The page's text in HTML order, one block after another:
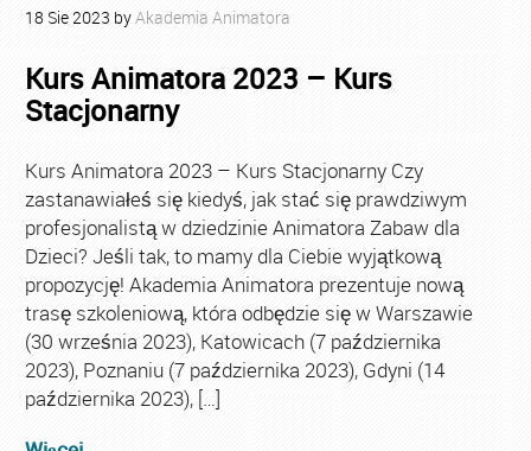
18 Sie2023 byAkademia Animatora
Kurs Animatora 2023 – Kurs
Stacjonarny
Kurs Animatora 2023 – Kurs Stacjonarny Czy
zastanawiałeś się kiedyś, jak stać się prawdziwym
profesjonalistą w dziedzinie Animatora Zabaw dla
Dzieci? Jeśli tak, to mamy dla Ciebie wyjątkową
propozycję! Akademia Animatora prezentuje nową
trasę szkoleniową, która odbędzie się w Warszawie
(30 września 2023), Katowicach (7 października
2023), Poznaniu (7 października 2023), Gdyni (14
października 2023), […]